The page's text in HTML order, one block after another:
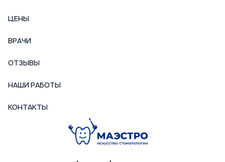
ЦЕНЫ
ВРАЧИ
ОТЗЫВЫ
НАШИ РАБОТЫ
КОНТАКТЫ